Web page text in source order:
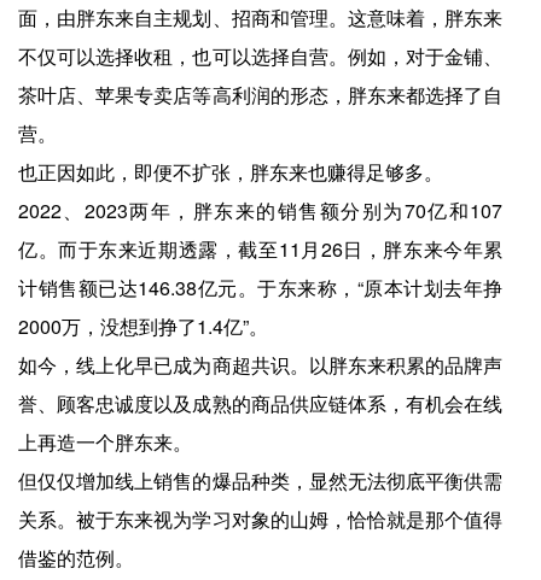
面，由胖东来自主规划、招商和管理。这意味着，胖东来
不仅可以选择收租，也可以选择自营。例如，对于金铺、
茶叶店、苹果专卖店等高利润的形态，胖东来都选择了自
营。
也正因如此，即便不扩张，胖东来也赚得足够多。
2022、2023两年，胖东来的销售额分别为70亿和107
亿。而于东来近期透露，截至11月26日，胖东来今年累
计销售额已达146.38亿元。于东来称，“原本计划去年挣
2000万，没想到挣了1.4亿”。
如今，线上化早已成为商超共识。以胖东来积累的品牌声
誉、顾客忠诚度以及成熟的商品供应链体系，有机会在线
上再造一个胖东来。
但仅仅增加线上销售的爆品种类，显然无法彻底平衡供需
关系。被于东来视为学习对象的山姆，恰恰就是那个值得
借鉴的范例。